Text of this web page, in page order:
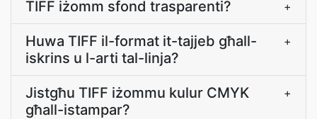
TIFF iżomm sfond trasparenti? +
Huwa TIFF il-format it-tajjeb għall-
iskrins u l-arti tal-linja?
+
Jistgħu TIFF iżommu kulur CMYK
għall-istampar?
+